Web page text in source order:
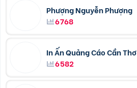
Phượng Nguyễn Phượng
6768
In Ấn Quảng Cáo Cần Thơ
6582